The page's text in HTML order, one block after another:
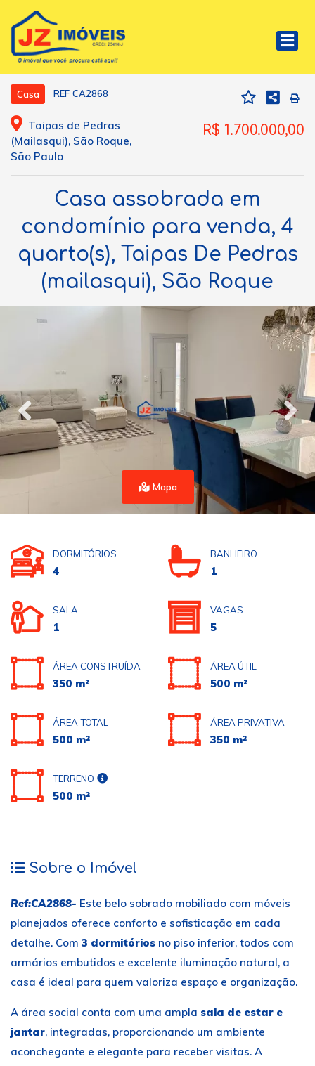
Casa REF CA2868
Taipas de Pedras
(Mailasqui), São Roque,
São Paulo
R$ 1.700.000,00
Casa assobrada em
condomínio para venda, 4
quarto(s), Taipas De Pedras
(mailasqui), São Roque
Mapa
DORMITÓRIOS
4
BANHEIRO
1
SALA
1
VAGAS
5
ÁREA CONSTRUÍDA
350 m²
ÁREA ÚTIL
500 m²
ÁREA TOTAL
500 m²
ÁREA PRIVATIVA
350 m²
TERRENO
500 m²
Sobre o Imóvel
Ref:CA2868- Este belo sobrado mobiliado com móveis
planejados oferece conforto e sofisticação em cada
detalhe. Com 3 dormitórios no piso inferior, todos com
armários embutidos e excelente iluminação natural, a
casa é ideal para quem valoriza espaço e organização.
A área social conta com uma ampla sala de estar e
jantar, integradas, proporcionando um ambiente
aconchegante e elegante para receber visitas. A